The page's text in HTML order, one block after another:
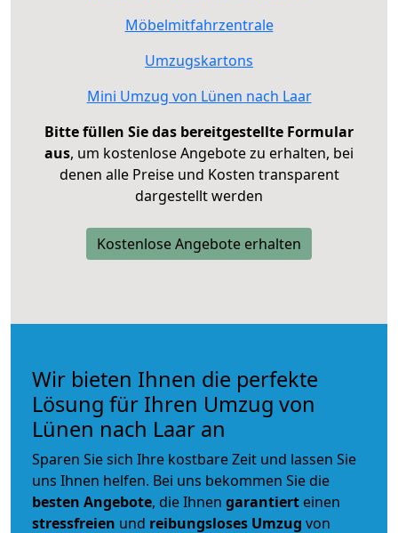
Möbelmitfahrzentrale
Umzugskartons
Mini Umzug von Lünen nach Laar
Bitte füllen Sie das bereitgestellte Formular
aus, um kostenlose Angebote zu erhalten, bei
denen alle Preise und Kosten transparent
dargestellt werden
Kostenlose Angebote erhalten
Wir bieten Ihnen die perfekte
Lösung für Ihren Umzug von
Lünen nach Laar an
Sparen Sie sich Ihre kostbare Zeit und lassen Sie
uns Ihnen helfen. Bei uns bekommen Sie die
besten Angebote, die Ihnen garantiert einen
stressfreien und reibungsloses Umzug von